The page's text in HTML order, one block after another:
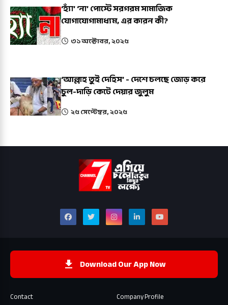
‘হ্যাঁ’ ‘না’ পোস্টে সরগরম সামাজিক
যোগাযোগামাধ্যম, এর কারন কী?
৩১ অক্টোবর, ২০২৫
‘আল্লাহ তুই দেহিস’ - দেশে চলছে জোড় করে
চুল-দাড়ি কেটে দেয়ার জুলুম
২৫ সেপ্টেম্বর, ২০২৫
Download Our App Now
Contact Company Profile